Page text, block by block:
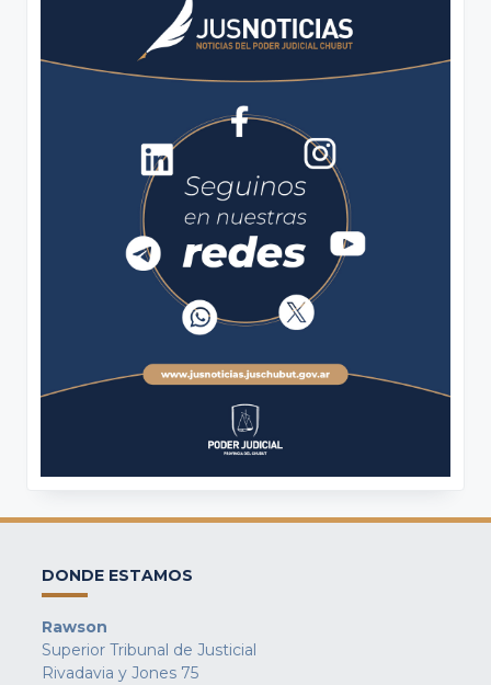
DONDE ESTAMOS
Rawson
Superior Tribunal de Justicial
Rivadavia y Jones 75